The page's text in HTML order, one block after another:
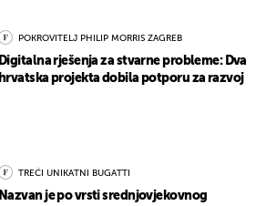
POKROVITELJ PHILIP MORRIS ZAGREB
Digitalna rješenja za stvarne probleme: Dva
hrvatska projekta dobila potporu za razvoj
TREĆI UNIKATNI BUGATTI
Nazvan je po vrsti srednjovjekovnog